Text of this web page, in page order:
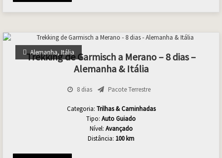
Alemanha, Itália
Trekking de Garmisch a Merano – 8 dias –
Alemanha & Itália
8 dias Pacote Terrestre
Categoria: Trilhas & Caminhadas
Tipo: Auto Guiado
Nível: Avançado
Distância: 100 km